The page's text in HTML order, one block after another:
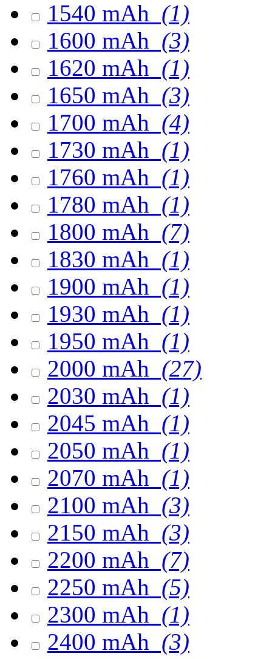
1540 mAh (1)
1600 mAh (3)
1620 mAh (1)
1650 mAh (3)
1700 mAh (4)
1730 mAh (1)
1760 mAh (1)
1780 mAh (1)
1800 mAh (7)
1830 mAh (1)
1900 mAh (1)
1930 mAh (1)
1950 mAh (1)
2000 mAh (27)
2030 mAh (1)
2045 mAh (1)
2050 mAh (1)
2070 mAh (1)
2100 mAh (3)
2150 mAh (3)
2200 mAh (7)
2250 mAh (5)
2300 mAh (1)
2400 mAh (3)